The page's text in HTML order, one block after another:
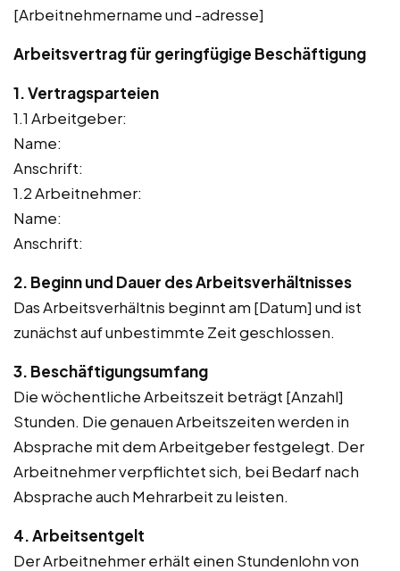
[Arbeitnehmername und -adresse]
Arbeitsvertrag für geringfügige Beschäftigung
1. Vertragsparteien
1.1 Arbeitgeber:
Name:
Anschrift:
1.2 Arbeitnehmer:
Name:
Anschrift:
2. Beginn und Dauer des Arbeitsverhältnisses
Das Arbeitsverhältnis beginnt am [Datum] und ist
zunächst auf unbestimmte Zeit geschlossen.
3. Beschäftigungsumfang
Die wöchentliche Arbeitszeit beträgt [Anzahl]
Stunden. Die genauen Arbeitszeiten werden in
Absprache mit dem Arbeitgeber festgelegt. Der
Arbeitnehmer verpflichtet sich, bei Bedarf nach
Absprache auch Mehrarbeit zu leisten.
4. Arbeitsentgelt
Der Arbeitnehmer erhält einen Stundenlohn von